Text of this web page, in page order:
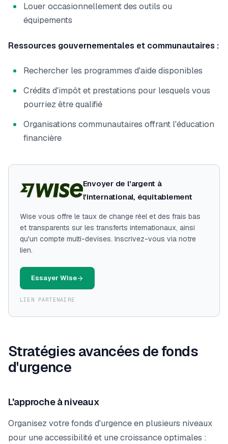
Louer occasionnellement des outils ou
équipements
Ressources gouvernementales et communautaires :
Rechercher les programmes d'aide disponibles
Crédits d'impôt et prestations pour lesquels vous
pourriez être qualifié
Organisations communautaires offrant l'éducation
financière
Envoyer de l'argent à
l'international, équitablement
Wise vous offre le taux de change réel et des frais bas
et transparents sur les transferts internationaux, ainsi
qu'un compte multi-devises. Inscrivez-vous via notre
lien.
Essayer Wise
LIEN PARTENAIRE
Stratégies avancées de fonds
d'urgence
L'approche à niveaux
Organisez votre fonds d'urgence en plusieurs niveaux
pour une accessibilité et une croissance optimales :